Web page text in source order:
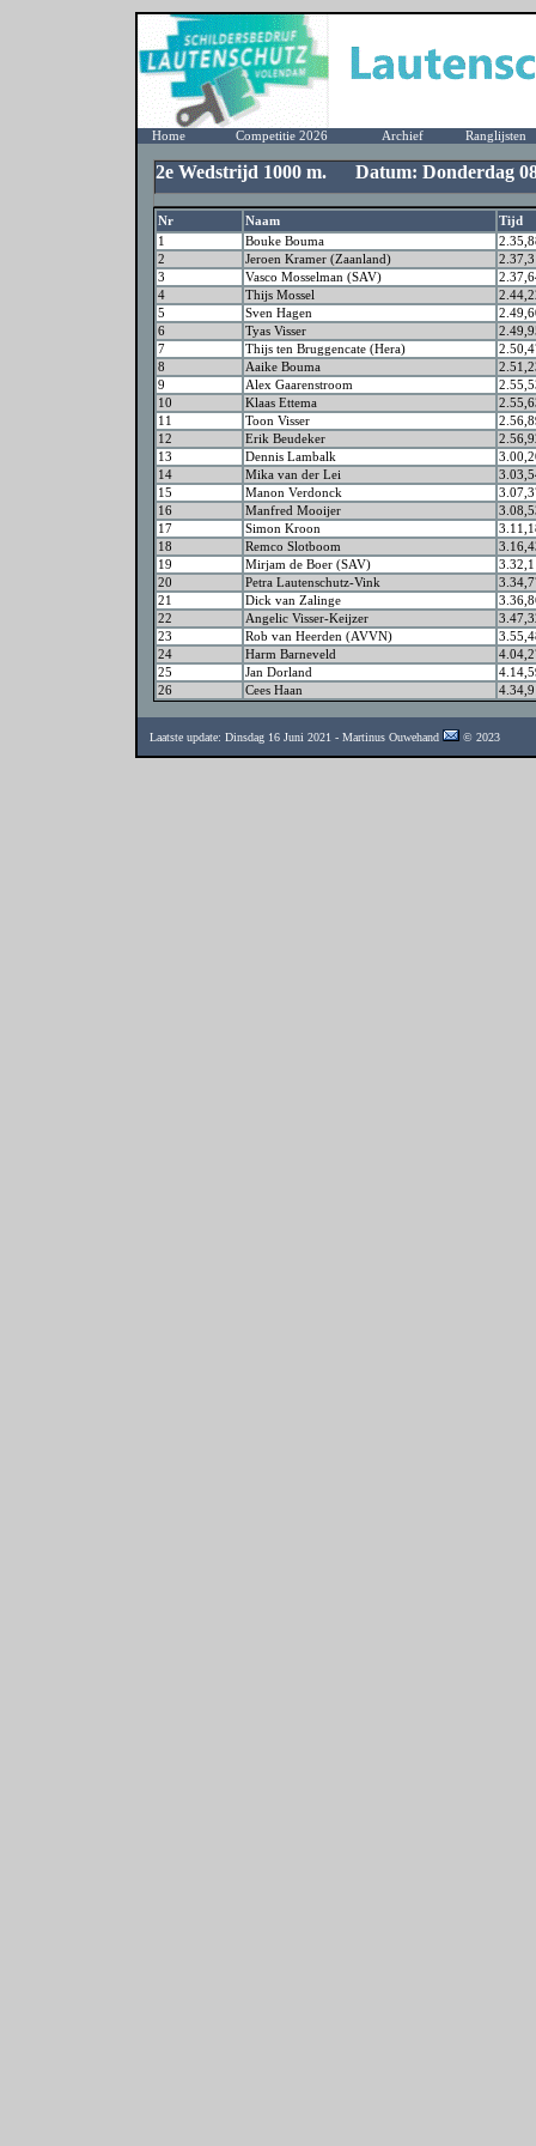
Home Competitie 2026 Archief Ranglijsten
2e Wedstrijd 1000 m. Datum: Donderdag
Nr Naam
Tijd
1
Bouke Bouma
2
Jeroen Kramer (Zaanland)
3
Vasco Mosselman (SAV)
4
Thijs Mossel
5
Sven Hagen
6
Tyas Visser
7
Thijs ten Bruggencate (Hera)
8
Aaike Bouma
9
Alex Gaarenstroom
10
Klaas Ettema
11
Toon Visser
12
Erik Beudeker
13
Dennis Lambalk
14
Mika van der Lei
15
Manon Verdonck
16
Manfred Mooijer
17
Simon Kroon
18
Remco Slotboom
19
Mirjam de Boer (SAV)
20
Petra Lautenschutz-Vink
21
Dick van Zalinge
22
Angelic Visser-Keijzer
23
Rob van Heerden (AVVN)
24
Harm Barneveld
25
Jan Dorland
26
Cees Haan
Laatste update: Dinsdag 16 Juni 2021 - Martinus Ouwehand © 2023